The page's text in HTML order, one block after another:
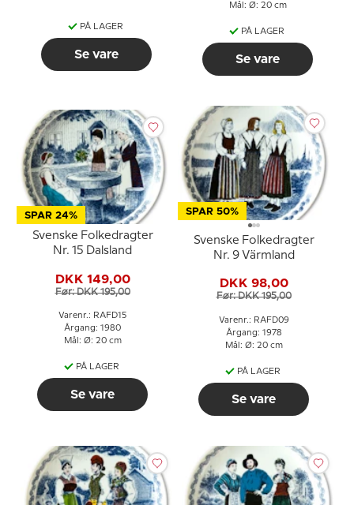
PÅ LAGER
Se vare
Mål: Ø: 20 cm
PÅ LAGER
Se vare
SPAR 24%
Svenske Folkedragter
Nr. 15 Dalsland
DKK 149,00
Før: DKK 195,00
Varenr.: RAFD15
Årgang: 1980
Mål: Ø: 20 cm
PÅ LAGER
Se vare
SPAR 50%
Svenske Folkedragter
Nr. 9 Värmland
DKK 98,00
Før: DKK 195,00
Varenr.: RAFD09
Årgang: 1978
Mål: Ø: 20 cm
PÅ LAGER
Se vare